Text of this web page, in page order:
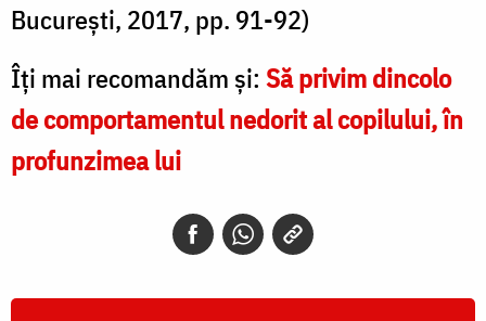
București, 2017, pp. 91-92)
Îți mai recomandăm și: Să privim dincolo
de comportamentul nedorit al copilului, în
profunzimea lui